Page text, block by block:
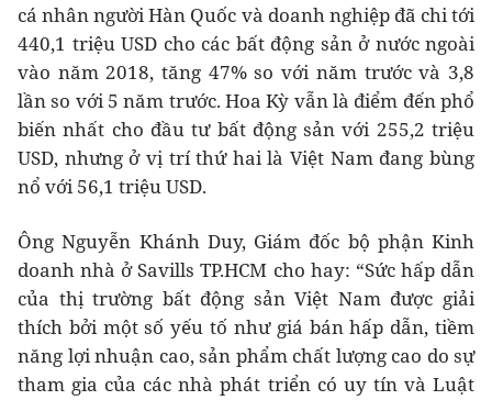
cá nhân người Hàn Quốc và doanh nghiệp đã chi tới
440,1 triệu USD cho các bất động sản ở nước ngoài
vào năm 2018, tăng 47% so với năm trước và 3,8
lần so với 5 năm trước. Hoa Kỳ vẫn là điểm đến phổ
biến nhất cho đầu tư bất động sản với 255,2 triệu
USD, nhưng ở vị trí thứ hai là Việt Nam đang bùng
nổ với 56,1 triệu USD.
Ông Nguyễn Khánh Duy, Giám đốc bộ phận Kinh
doanh nhà ở Savills TP.HCM cho hay: “Sức hấp dẫn
của thị trường bất động sản Việt Nam được giải
thích bởi một số yếu tố như giá bán hấp dẫn, tiềm
năng lợi nhuận cao, sản phẩm chất lượng cao do sự
tham gia của các nhà phát triển có uy tín và Luật